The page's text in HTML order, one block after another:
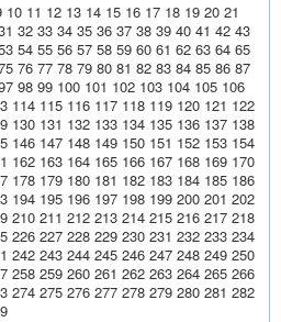
10 11 12 13 14 15 16 17 18 19 20 21
32 33 34 35 36 37 38 39 40 41 42 43
54 55 56 57 58 59 60 61 62 63 64 65
76 77 78 79 80 81 82 83 84 85 86 87
98 99 100 101 102 103 104 105 106
114 115 116 117 118 119 120 121 122
130 131 132 133 134 135 136 137 138
146 147 148 149 150 151 152 153 154
162 163 164 165 166 167 168 169 170
178 179 180 181 182 183 184 185 186
194 195 196 197 198 199 200 201 202
210 211 212 213 214 215 216 217 218
226 227 228 229 230 231 232 233 234
242 243 244 245 246 247 248 249 250
258 259 260 261 262 263 264 265 266
274 275 276 277 278 279 280 281 282